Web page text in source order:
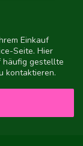
Einkauf
Seite. Hier
häufig gestellte
kontaktieren.